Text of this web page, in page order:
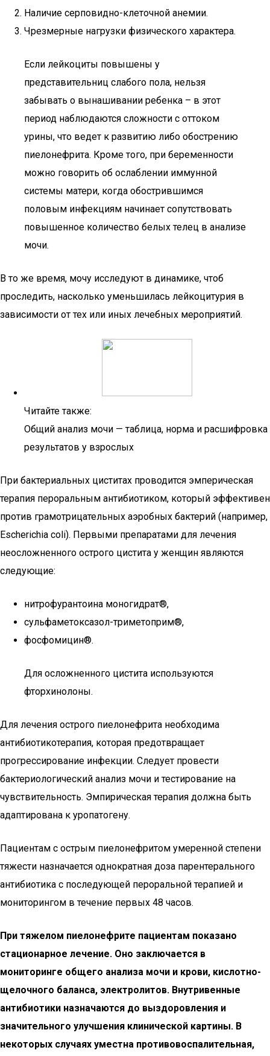
Наличие серповидно-клеточной анемии.
Чрезмерные нагрузки физического характера.
Если лейкоциты повышены у
представительниц слабого пола, нельзя
забывать о вынашивании ребенка – в этот
период наблюдаются сложности с оттоком
урины, что ведет к развитию либо обострению
пиелонефрита. Кроме того, при беременности
можно говорить об ослаблении иммунной
системы матери, когда обострившимся
половым инфекциям начинает сопутствовать
повышенное количество белых телец в анализе
мочи.
В то же время, мочу исследуют в динамике, чтоб
проследить, насколько уменьшилась лейкоцитурия в
зависимости от тех или иных лечебных мероприятий.
Читайте также:
Общий анализ мочи — таблица, норма и расшифровка
результатов у взрослых
При бактериальных циститах проводится эмперическая
терапия пероральным антибиотиком, который эффективен
против грамотрицательных аэробных бактерий (например,
Escherichia coli). Первыми препаратами для лечения
неосложненного острого цистита у женщин являются
следующие:
нитрофурантоина моногидрат®,
сульфаметоксазол-триметоприм®,
фосфомицин®.
Для осложненного цистита используются
фторхинолоны.
Для лечения острого пиелонефрита необходима
антибиотикотерапия, которая предотвращает
прогрессирование инфекции. Следует провести
бактериологический анализ мочи и тестирование на
чувствительность. Эмпирическая терапия должна быть
адаптирована к уропатогену.
Пациентам с острым пиелонефритом умеренной степени
тяжести назначается однократная доза парентерального
антибиотика с последующей пероральной терапией и
мониторингом в течение первых 48 часов.
При тяжелом пиелонефрите пациентам показано
стационарное лечение. Оно заключается в
мониторинге общего анализа мочи и крови, кислотно-
щелочного баланса, электролитов. Внутривенные
антибиотики назначаются до выздоровления и
значительного улучшения клинической картины. В
некоторых случаях уместна противовоспалительная,